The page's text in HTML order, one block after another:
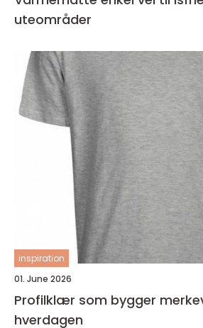
uteområder
inspiration
01. June 2026
Profilklær som bygger
hverdagen